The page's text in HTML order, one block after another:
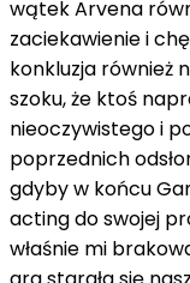
wątek Arvena
zaciekawienie i
konkluzja również
szoku, że ktoś
nieoczywistego i
poprzednich
gdyby w końcu
acting do swojej
właśnie mi